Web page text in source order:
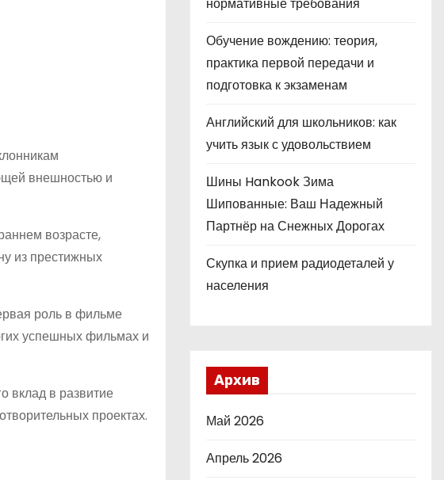
внешностью и
возрасте,
из престижных
роль в фильме
успешных фильмах и
вклад в развитие
проектах.
Обучение вождению: теория,
практика первой передачи и
подготовка к экзаменам
Английский для школьников: как
учить язык с удовольствием
Шины Hankook Зима
Шипованные: Ваш Надежный
Партнёр на Снежных Дорогах
Скупка и прием радиодеталей у
населения
Архив
Май 2026
Апрель 2026